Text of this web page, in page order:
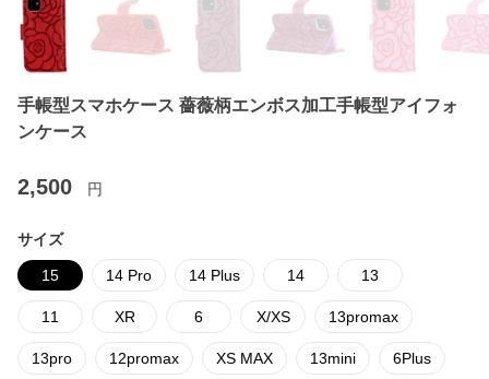
手帳型スマホケース 薔薇柄エンボス加工手帳型アイフォ
ンケース
2,500 円
サイズ
15 14 Pro 14 Plus 14 13
11 XR 6 X/XS 13promax
13pro 12promax XS MAX 13mini 6Plus